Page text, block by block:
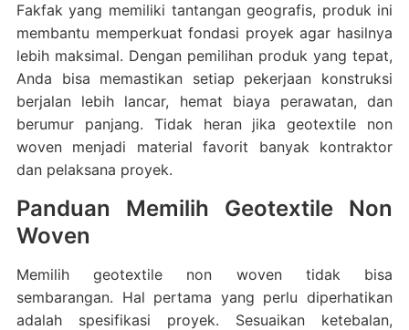
Fakfak yang memiliki tantangan geografis, produk ini
membantu memperkuat fondasi proyek agar hasilnya
lebih maksimal. Dengan pemilihan produk yang tepat,
Anda bisa memastikan setiap pekerjaan konstruksi
berjalan lebih lancar, hemat biaya perawatan, dan
berumur panjang. Tidak heran jika geotextile non
woven menjadi material favorit banyak kontraktor
dan pelaksana proyek.
Panduan Memilih Geotextile Non
Woven
Memilih geotextile non woven tidak bisa
sembarangan. Hal pertama yang perlu diperhatikan
adalah spesifikasi proyek. Sesuaikan ketebalan,